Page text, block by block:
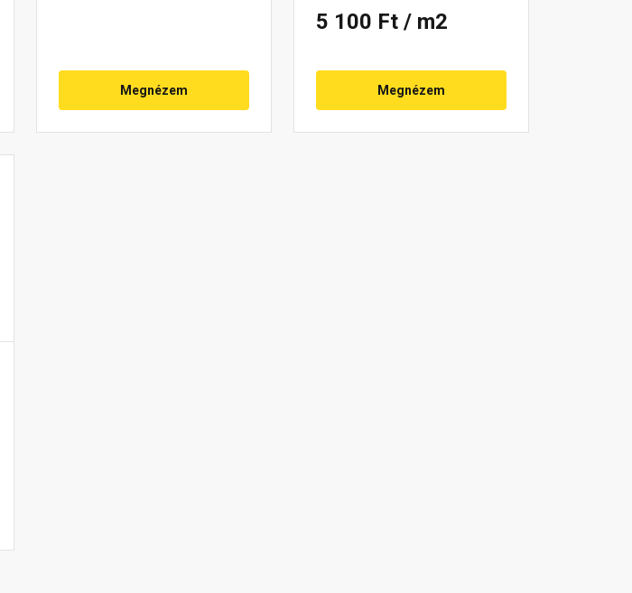
Megnézem
5 100 Ft / m2
Megnézem